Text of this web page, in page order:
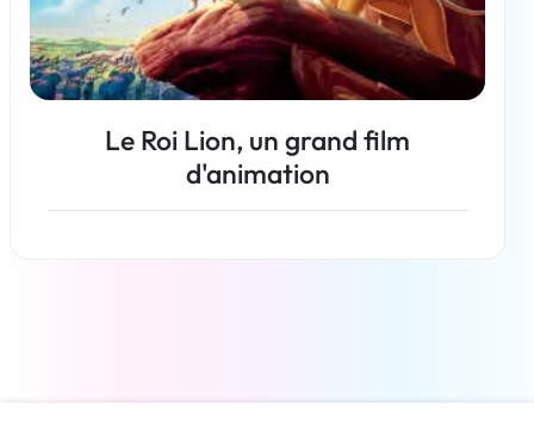
Le Roi Lion, un grand film
d'animation